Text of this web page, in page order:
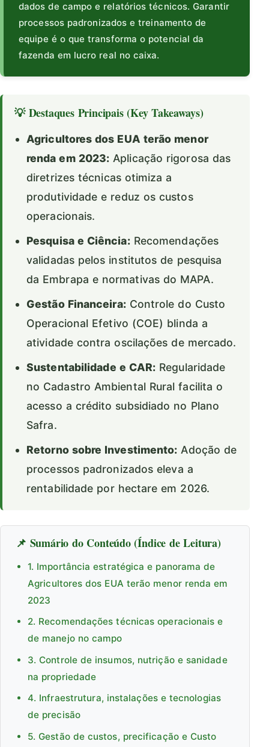
dados de campo e relatórios técnicos. Garantir
processos padronizados e treinamento de
equipe é o que transforma o potencial da
fazenda em lucro real no caixa.
💡 Destaques Principais (Key Takeaways)
Agricultores dos EUA terão menor
renda em 2023: Aplicação rigorosa das
diretrizes técnicas otimiza a
produtividade e reduz os custos
operacionais.
Pesquisa e Ciência:Recomendações
validadas pelos institutos de pesquisa
da Embrapa e normativas do MAPA.
Gestão Financeira:Controle do Custo
Operacional Efetivo (COE) blinda a
atividade contra oscilações de mercado.
Sustentabilidade e CAR: Regularidade
no Cadastro Ambiental Rural facilita o
acesso a crédito subsidiado no Plano
Safra.
Retorno sobre Investimento: Adoção de
processos padronizados eleva a
rentabilidade por hectare em 2026.
📌 Sumário do Conteúdo (Índice de Leitura)
1. Importância estratégica e panorama de
Agricultores dos EUA terão menor renda em
2023
2. Recomendações técnicas operacionais e
de manejo no campo
3. Controle de insumos, nutrição e sanidade
na propriedade
4. Infraestrutura, instalações e tecnologias
de precisão
5. Gestão de custos, precificação e Custo